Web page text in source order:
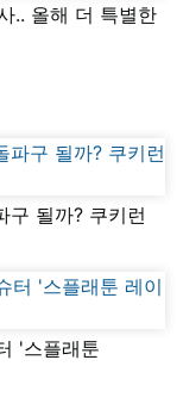
.. 올해 더 특별한
구 될까? 쿠키런
'스플래툰